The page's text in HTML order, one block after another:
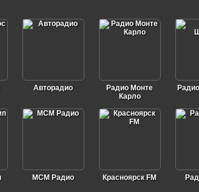
Авторадио
Радио Монте
Карло
МСМ Радио Красноярск FM